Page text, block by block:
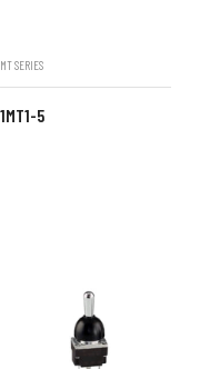
MT SERIES
1MT1-5